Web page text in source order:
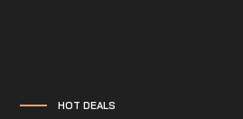
HOT DEALS